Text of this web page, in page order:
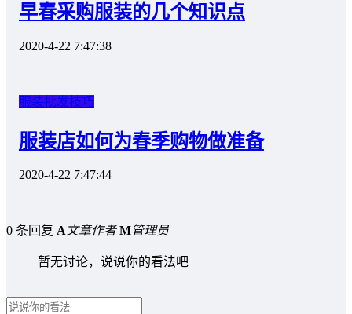
早春采购服装的几个知识点
2020-4-22 7:47:38
服装批发技巧
服装店如何为春季购物做准备
2020-4-22 7:47:44
0 条回复 A文章作者 M管理员
暂无讨论，说说你的看法吧